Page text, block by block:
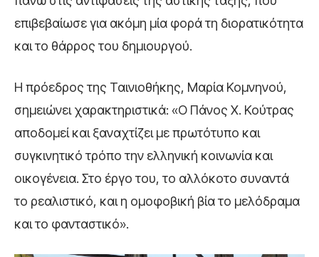
επιβεβαίωσε για ακόμη μία φορά τη διορατικότητα
και το θάρρος του δημιουργού.
Η πρόεδρος της Ταινιοθήκης, Μαρία Κομνηνού,
σημειώνει χαρακτηριστικά: «Ο Πάνος Χ. Κούτρας
αποδομεί και ξαναχτίζει με πρωτότυπο και
συγκινητικό τρόπο την ελληνική κοινωνία και
οικογένεια. Στο έργο του, το αλλόκοτο συναντά
το ρεαλιστικό, και η ομοφοβική βία το μελόδραμα
και το φανταστικό».